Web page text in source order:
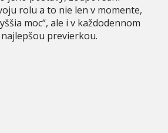
rolu a to nie len v momente,
moc“, ale i v každodennom
previerkou.